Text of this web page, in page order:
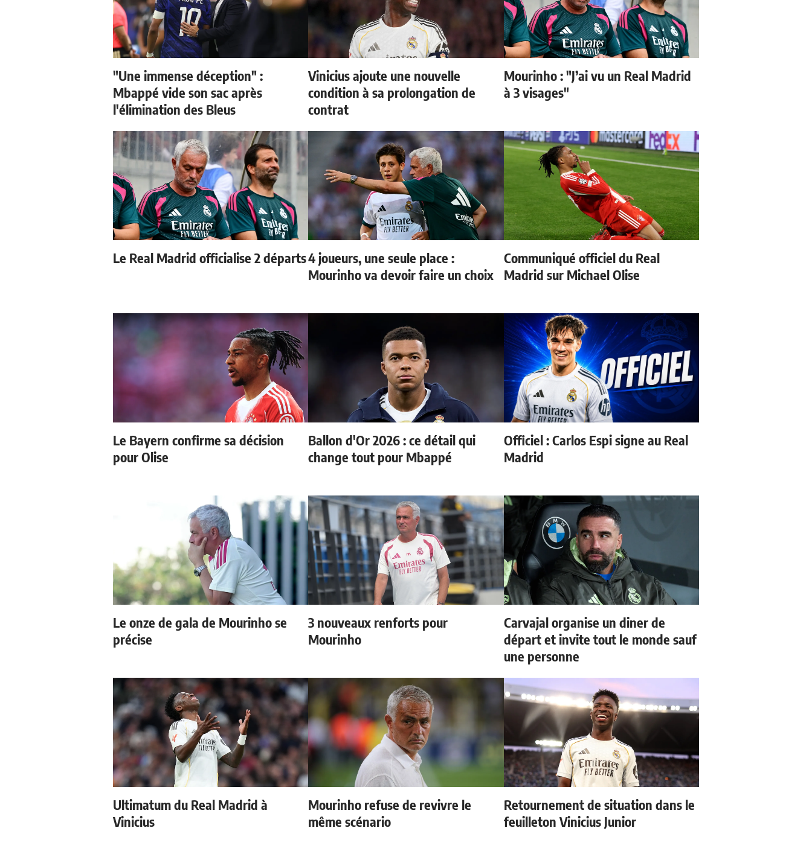
"Une immense déception" :
Mbappé vide son sac après
l'élimination des Bleus
Vinicius ajoute une nouvelle
condition à sa prolongation de
contrat
Mourinho : "J’ai vu un Real Madrid
à 3 visages"
Le Real Madrid officialise 2 départs4 joueurs, une seule place :
Mourinho va devoir faire un choix
Communiqué officiel du Real
Madrid sur Michael Olise
Le Bayern confirme sa décision
pour Olise
Ballon d'Or 2026 : ce détail qui
change tout pour Mbappé
Officiel : Carlos Espi signe au Real
Madrid
Le onze de gala de Mourinho se
précise
3 nouveaux renforts pour
Mourinho
Carvajal organise un diner de
départ et invite tout le monde sauf
une personne
Ultimatum du Real Madrid à
Vinicius
Mourinho refuse de revivre le
même scénario
Retournement de situation dans le
feuilleton Vinicius Junior